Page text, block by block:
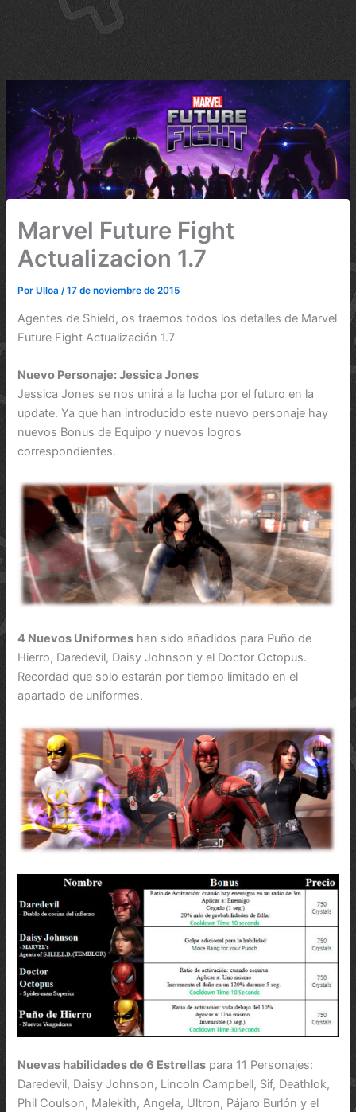
Marvel Future Fight
Actualizacion 1.7
PorUlloa /17 de noviembre de 2015
Agentes de Shield, os traemos todos los detalles de Marvel
Future Fight Actualización 1.7
Nuevo Personaje:Jessica Jones
Jessica Jones se nos unirá a la lucha por el futuro en la
update. Ya que han introducido este nuevo personaje hay
nuevos Bonus de Equipo y nuevos logros
correspondientes.
4 Nuevos Uniformes han sido añadidos para Puño de
Hierro, Daredevil, Daisy Johnson y el Doctor Octopus.
Recordad que solo estarán por tiempo limitado en el
apartado de uniformes.
Nuevas habilidades de 6 Estrellas para 11 Personajes:
Daredevil, Daisy Johnson, Lincoln Campbell, Sif, Deathlok,
Phil Coulson, Malekith, Angela, Ultron, Pájaro Burlón y el